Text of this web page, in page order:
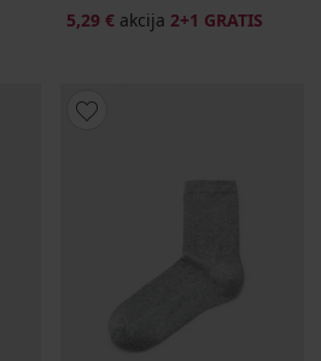
5,29 € akcija 2+1 GRATIS